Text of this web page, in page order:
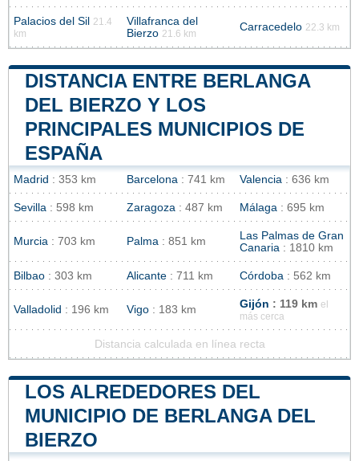
Palacios del Sil
21.4
km
Villafranca del
Bierzo 21.6 km
Carracedelo 22.3 km
DISTANCIA ENTRE BERLANGA
DEL BIERZO Y LOS
PRINCIPALES MUNICIPIOS DE
ESPAÑA
Madrid : 353 km Barcelona : 741 km Valencia : 636 km
Sevilla : 598 km Zaragoza : 487 km Málaga : 695 km
Murcia : 703 km Palma : 851 km
Las Palmas de Gran
Canaria : 1810 km
Bilbao : 303 km Alicante : 711 km Córdoba : 562 km
Valladolid : 196 km Vigo : 183 km Gijón : 119 km el
más cerca
Distancia calculada en línea recta
LOS ALREDEDORES DEL
MUNICIPIO DE BERLANGA DEL
BIERZO